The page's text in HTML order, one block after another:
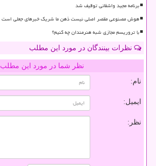
برنامه مجید واشقانی توقیف شد
هوش مصنوعی مقصر اصلی نیست ذهن ما شریک خبرهای جعلی است
با تروریسم مجازی شبه هنرمندان چه کنیم؟
نظرات بینندگان در مورد این مطلب
نظر شما در مورد این مطلب
نام:
ایمیل:
نظر: